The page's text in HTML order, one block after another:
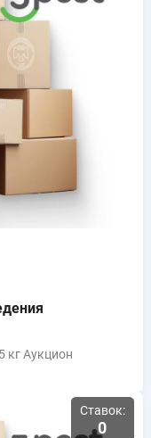
кг Аукцион
Ставок:
0